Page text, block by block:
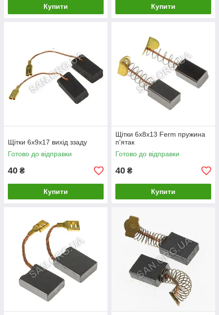
Купити Купити
Щітки 6х9х17 вихід ззаду
Готово до відправки
40 ₴
Купити
Щітки 6х8х13 Ferm пружина
п'ятак
Готово до відправки
40 ₴
Купити